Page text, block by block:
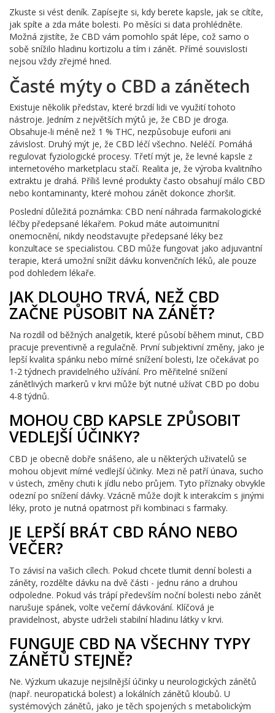
Zkuste si vést deník. Zapísejte si, kdy berete kapsle, jak se cítíte,
jak spíte a zda máte bolesti. Po měsíci si data prohlédněte.
Možná zjistíte, že CBD vám pomohlo spát lépe, což samo o
sobě snížilo hladinu kortizolu a tím i zánět. Přímé souvislosti
nejsou vždy zřejmé hned.
Časté mýty o CBD a zánětech
Existuje několik představ, které brzdí lidi ve využití tohoto
nástroje. Jedním z největších mýtů je, že CBD je droga.
Obsahuje-li méně než 1 % THC, nezpůsobuje euforii ani
závislost. Druhý mýt je, že CBD léčí všechno. Neléčí. Pomáhá
regulovat fyziologické procesy. Třetí mýt je, že levné kapsle z
internetového marketplacu stačí. Realita je, že výroba kvalitního
extraktu je drahá. Příliš levné produkty často obsahují málo CBD
nebo kontaminanty, které mohou zánět dokonce zhoršit.
Poslední důležitá poznámka: CBD není náhrada farmakologické
léčby předepsané lékařem. Pokud máte autoimunitní
onemocnění, nikdy neodstavujte předepsané léky bez
konzultace se specialistou. CBD může fungovat jako adjuvantní
terapie, která umožní snížit dávku konvenčních léků, ale pouze
pod dohledem lékaře.
JAK DLOUHO TRVÁ, NEŽ CBD
ZAČNE PŮSOBIT NA ZÁNĚT?
Na rozdíl od běžných analgetik, které působí během minut, CBD
pracuje preventivně a regulačně. První subjektivní změny, jako je
lepší kvalita spánku nebo mírné snížení bolesti, lze očekávat po
1-2 týdnech pravidelného užívání. Pro měřitelné snížení
zánětlivých markerů v krvi může být nutné užívat CBD po dobu
4-8 týdnů.
MOHOU CBD KAPSLE ZPŮSOBIT
VEDLEJŠÍ ÚČINKY?
CBD je obecně dobře snášeno, ale u některých uživatelů se
mohou objevit mírné vedlejší účinky. Mezi ně patří únava, sucho
v ústech, změny chuti k jídlu nebo průjem. Tyto příznaky obvykle
odezní po snížení dávky. Vzácně může dojít k interakcím s jinými
léky, proto je nutná opatrnost při kombinaci s farmaky.
JE LEPŠÍ BRÁT CBD RÁNO NEBO
VEČER?
To závisí na vašich cílech. Pokud chcete tlumit denní bolesti a
záněty, rozdělte dávku na dvě části - jednu ráno a druhou
odpoledne. Pokud vás trápí především noční bolesti nebo zánět
narušuje spánek, volte večerní dávkování. Klíčová je
pravidelnost, abyste udrželi stabilní hladinu látky v krvi.
FUNGUJE CBD NA VŠECHNY TYPY
ZÁNĚTŮ STEJNĚ?
Ne. Výzkum ukazuje nejsilnější účinky u neurologických zánětů
(např. neuropatická bolest) a lokálních zánětů kloubů. U
systémových zánětů, jako je těch spojených s metabolickým